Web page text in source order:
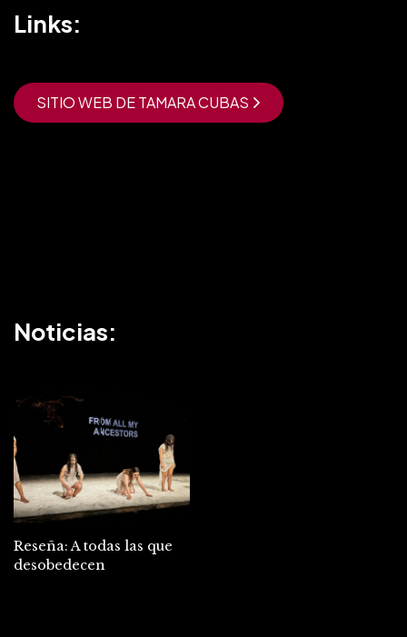
Links:
SITIO WEB DE TAMARA CUBAS
Noticias:
Reseña: A todas las que
desobedecen